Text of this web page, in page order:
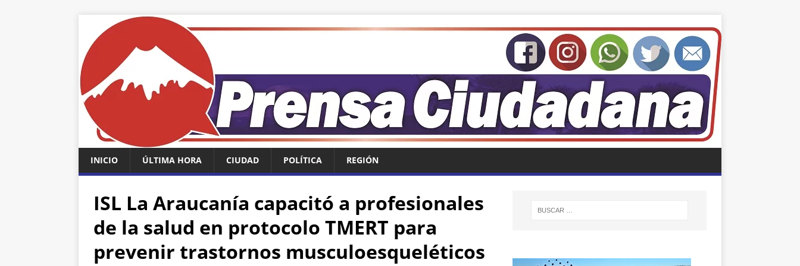
INICIO ÚLTIMA HORA CIUDAD POLÍTICA REGIÓN
ISL La Araucanía capacitó a profesionales
de la salud en protocolo TMERT para
prevenir trastornos musculoesqueléticos